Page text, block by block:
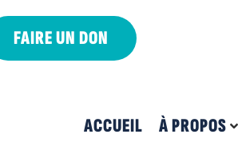
FAIRE UN DON
ACCUEIL À PROPOS